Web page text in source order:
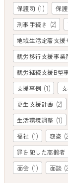
保護司 (1) 保
刑事手続き (2)
地域生活定着支援
就労移行支援事業
就労継続支援B型
支援事例 (1)
更生支援計画 (2)
生活環境調整 (1)
福祉 (1) 窃盗
罪を犯した高齢者
面会 (1) 面談